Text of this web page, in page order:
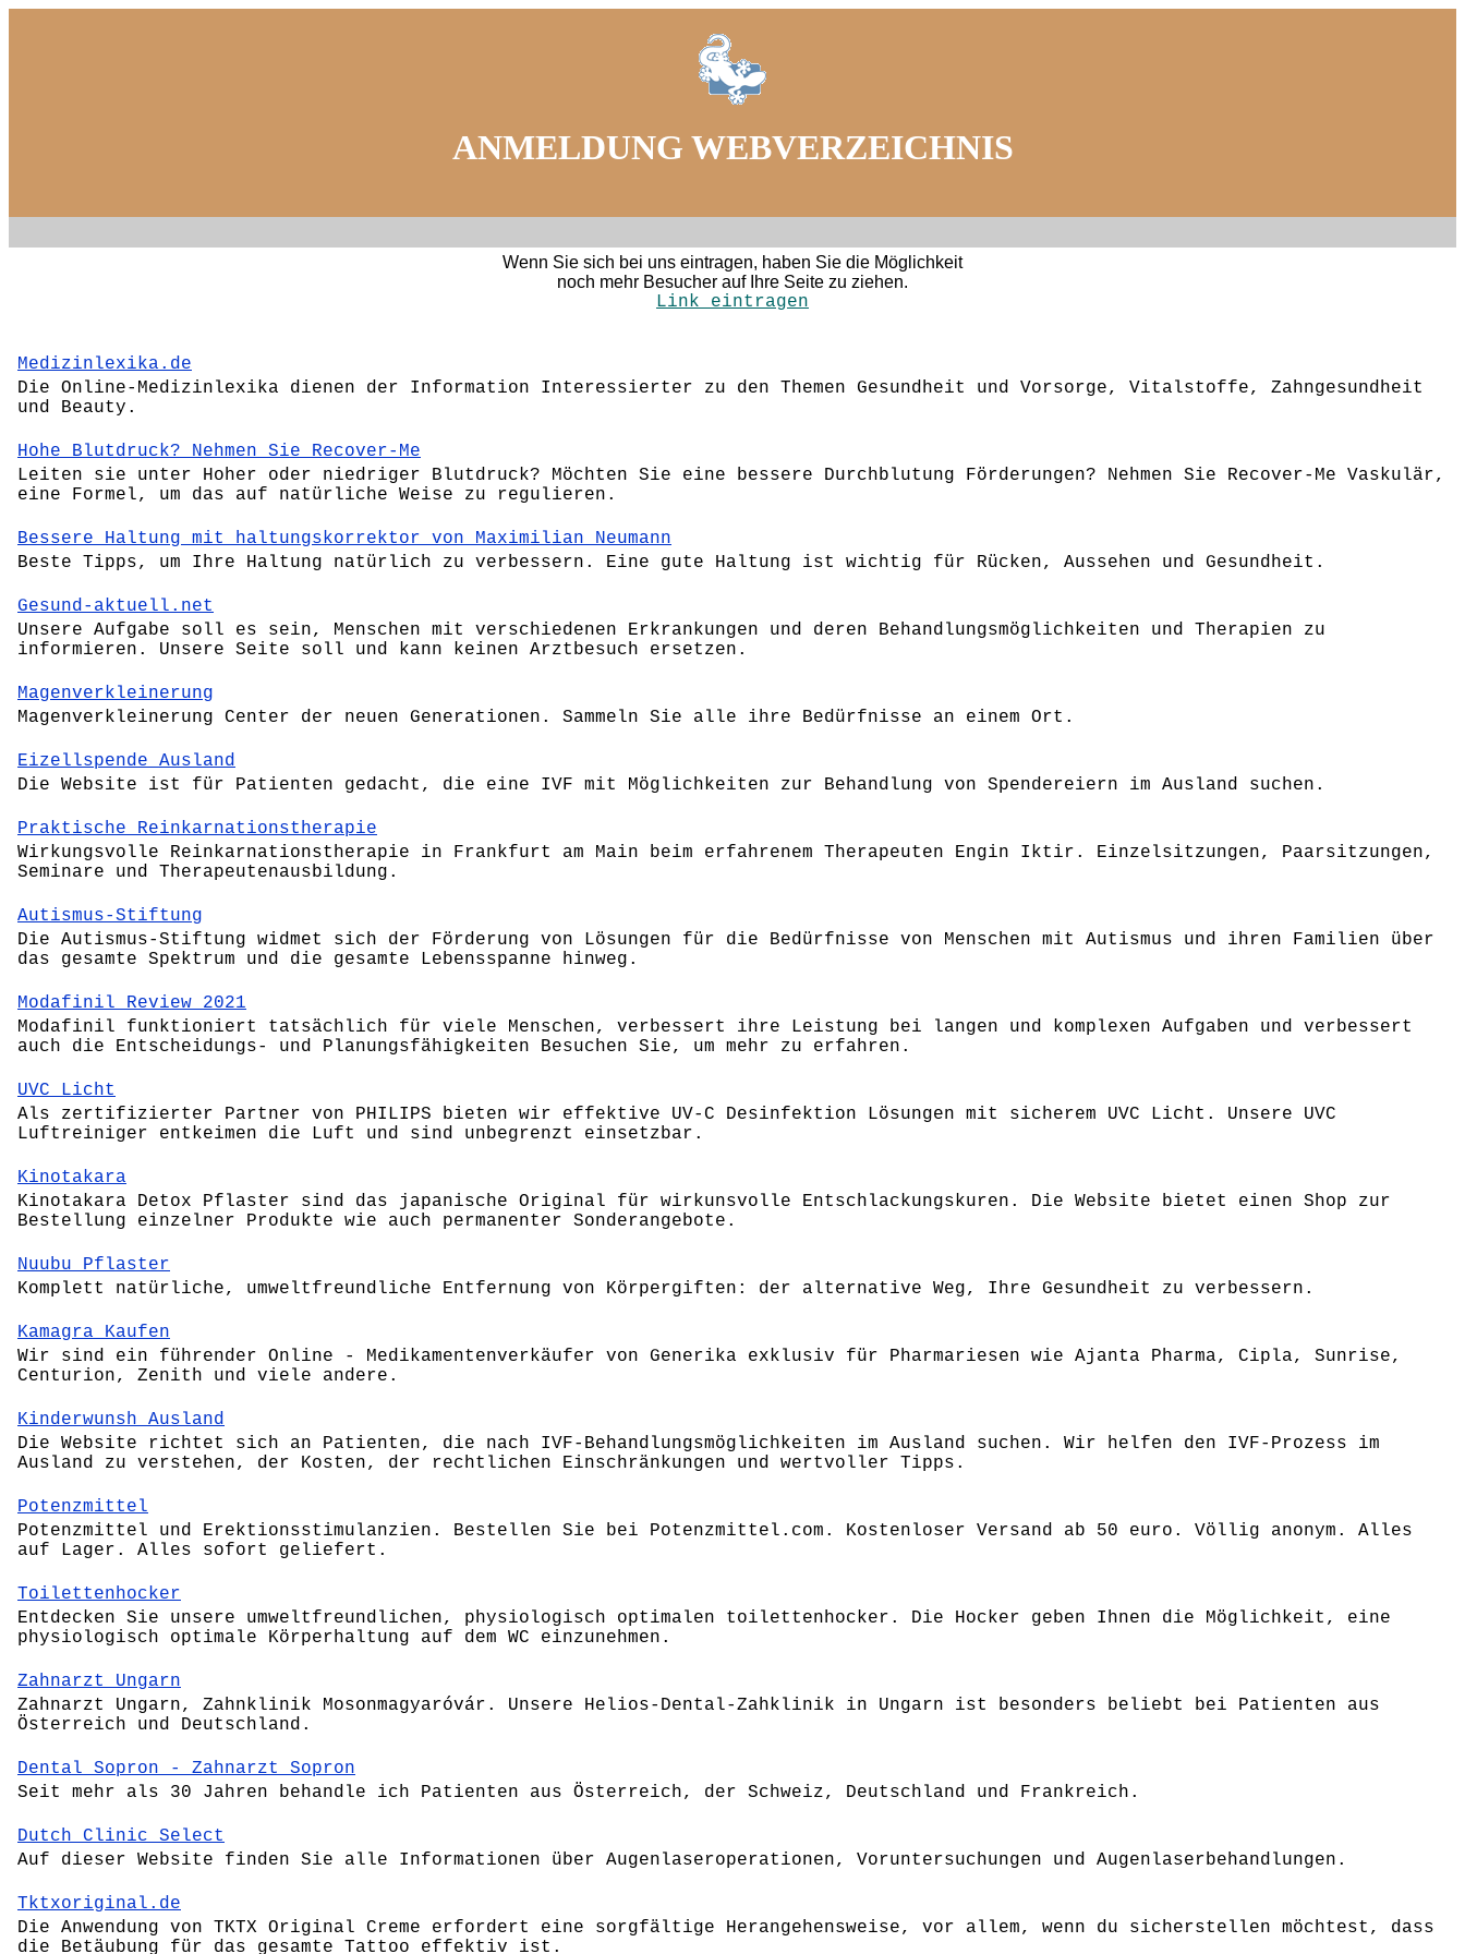
ANMELDUNG WEBVERZEICHNIS
Wenn Sie sich bei uns eintragen, haben Sie die Möglichkeit
noch mehr Besucher auf Ihre Seite zu ziehen.
Link eintragen
Medizinlexika.de
Die Online-Medizinlexika dienen der Information Interessierter zu den Themen Gesundheit und Vorsorge, Vitalstoffe, Zahngesundheit
und Beauty.
Hohe Blutdruck? Nehmen Sie Recover-Me
Leiten sie unter Hoher oder niedriger Blutdruck? Möchten Sie eine bessere Durchblutung Förderungen? Nehmen Sie Recover-Me Vaskulär,
eine Formel, um das auf natürliche Weise zu regulieren.
Bessere Haltung mit haltungskorrektor von Maximilian Neumann
Beste Tipps, um Ihre Haltung natürlich zu verbessern. Eine gute Haltung ist wichtig für Rücken, Aussehen und Gesundheit.
Gesund-aktuell.net
Unsere Aufgabe soll es sein, Menschen mit verschiedenen Erkrankungen und deren Behandlungsmöglichkeiten und Therapien zu
informieren. Unsere Seite soll und kann keinen Arztbesuch ersetzen.
Magenverkleinerung
Magenverkleinerung Center der neuen Generationen. Sammeln Sie alle ihre Bedürfnisse an einem Ort.
Eizellspende Ausland
Die Website ist für Patienten gedacht, die eine IVF mit Möglichkeiten zur Behandlung von Spendereiern im Ausland suchen.
Praktische Reinkarnationstherapie
Wirkungsvolle Reinkarnationstherapie in Frankfurt am Main beim erfahrenem Therapeuten Engin Iktir. Einzelsitzungen, Paarsitzungen,
Seminare und Therapeutenausbildung.
Autismus-Stiftung
Die Autismus-Stiftung widmet sich der Förderung von Lösungen für die Bedürfnisse von Menschen mit Autismus und ihren Familien über
das gesamte Spektrum und die gesamte Lebensspanne hinweg.
Modafinil Review 2021
Modafinil funktioniert tatsächlich für viele Menschen, verbessert ihre Leistung bei langen und komplexen Aufgaben und verbessert
auch die Entscheidungs- und Planungsfähigkeiten Besuchen Sie, um mehr zu erfahren.
UVC Licht
Als zertifizierter Partner von PHILIPS bieten wir effektive UV-C Desinfektion Lösungen mit sicherem UVC Licht. Unsere UVC
Luftreiniger entkeimen die Luft und sind unbegrenzt einsetzbar.
Kinotakara
Kinotakara Detox Pflaster sind das japanische Original für wirkunsvolle Entschlackungskuren. Die Website bietet einen Shop zur
Bestellung einzelner Produkte wie auch permanenter Sonderangebote.
Nuubu Pflaster
Komplett natürliche, umweltfreundliche Entfernung von Körpergiften: der alternative Weg, Ihre Gesundheit zu verbessern.
Kamagra Kaufen
Wir sind ein führender Online - Medikamentenverkäufer von Generika exklusiv für Pharmariesen wie Ajanta Pharma, Cipla, Sunrise,
Centurion, Zenith und viele andere.
Kinderwunsh Ausland
Die Website richtet sich an Patienten, die nach IVF-Behandlungsmöglichkeiten im Ausland suchen. Wir helfen den IVF-Prozess im
Ausland zu verstehen, der Kosten, der rechtlichen Einschränkungen und wertvoller Tipps.
Potenzmittel
Potenzmittel und Erektionsstimulanzien. Bestellen Sie bei Potenzmittel.com. Kostenloser Versand ab 50 euro. Völlig anonym. Alles
auf Lager. Alles sofort geliefert.
Toilettenhocker
Entdecken Sie unsere umweltfreundlichen, physiologisch optimalen toilettenhocker. Die Hocker geben Ihnen die Möglichkeit, eine
physiologisch optimale Körperhaltung auf dem WC einzunehmen.
Zahnarzt Ungarn
Zahnarzt Ungarn, Zahnklinik Mosonmagyaróvár. Unsere Helios-Dental-Zahklinik in Ungarn ist besonders beliebt bei Patienten aus
Österreich und Deutschland.
Dental Sopron - Zahnarzt Sopron
Seit mehr als 30 Jahren behandle ich Patienten aus Österreich, der Schweiz, Deutschland und Frankreich.
Dutch Clinic Select
Auf dieser Website finden Sie alle Informationen über Augenlaseroperationen, Voruntersuchungen und Augenlaserbehandlungen.
Tktxoriginal.de
Die Anwendung von TKTX Original Creme erfordert eine sorgfältige Herangehensweise, vor allem, wenn du sicherstellen möchtest, dass
die Betäubung für das gesamte Tattoo effektiv ist.